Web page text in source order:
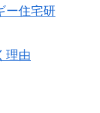
ー住宅研
理由